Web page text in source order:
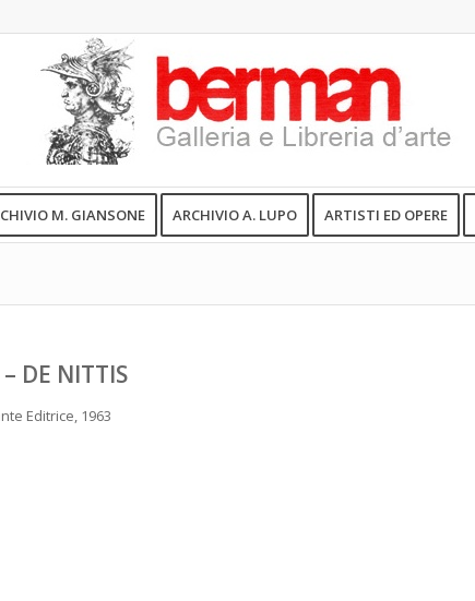
M. GIANSONE ARCHIVIO A. LUPO ARTISTI ED OPERE
DE NITTIS
Editrice, 1963